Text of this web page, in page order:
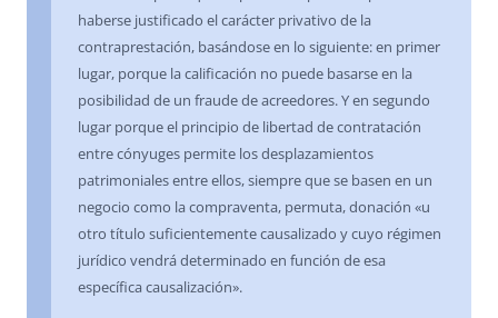
haberse justificado el carácter privativo de la
contraprestación, basándose en lo siguiente: en primer
lugar, porque la calificación no puede basarse en la
posibilidad de un fraude de acreedores. Y en segundo
lugar porque el principio de libertad de contratación
entre cónyuges permite los desplazamientos
patrimoniales entre ellos, siempre que se basen en un
negocio como la compraventa, permuta, donación «u
otro título suficientemente causalizado y cuyo régimen
jurídico vendrá determinado en función de esa
específica causalización».